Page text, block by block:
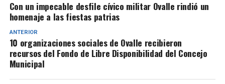
Con un impecable desfile cívico militar Ovalle rindió un
homenaje a las fiestas patrias
ANTERIOR
10 organizaciones sociales de Ovalle recibieron
recursos del Fondo de Libre Disponibilidad del Concejo
Municipal